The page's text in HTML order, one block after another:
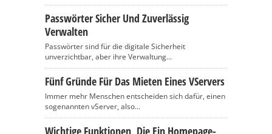
Passwörter Sicher Und Zuverlässig
Verwalten
Passwörter sind für die digitale Sicherheit
unverzichtbar, aber ihre Verwaltung...
Fünf Gründe Für Das Mieten Eines VServers
Immer mehr Menschen entscheiden sich dafür, einen
sogenannten vServer, also...